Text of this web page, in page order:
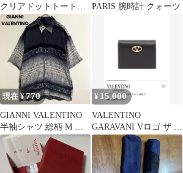
クリアドットトートバ
ッグ
PARIS 腕時計 クォーツ
現在 ¥770
GIANNI VALENTINO
半袖シャツ 総柄 M レ
トロ 古着
¥ 15,000
VALENTINO
GARAVANI Vロゴ ザ ボ
ールド エディション 財
布